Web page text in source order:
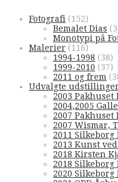
Fotografi (152)
Bemalet Dias
Monotypi på
Malerier (116)
1994-1998 (38)
1999-2010 (37)
2011 og frem
Udvalgte udstillinger
2003 Pakhuset
2004,2005
2007 Pakhuset
2007 Wismar,
2011 Silkeborg
2013 Kunst
2018 Kirsten
2018 Silkeborg
2020 Silkeborg